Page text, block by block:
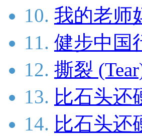
10. 我的老师
11. 健步中国
12. 撕裂
13. 比石头还
14. 比石头还